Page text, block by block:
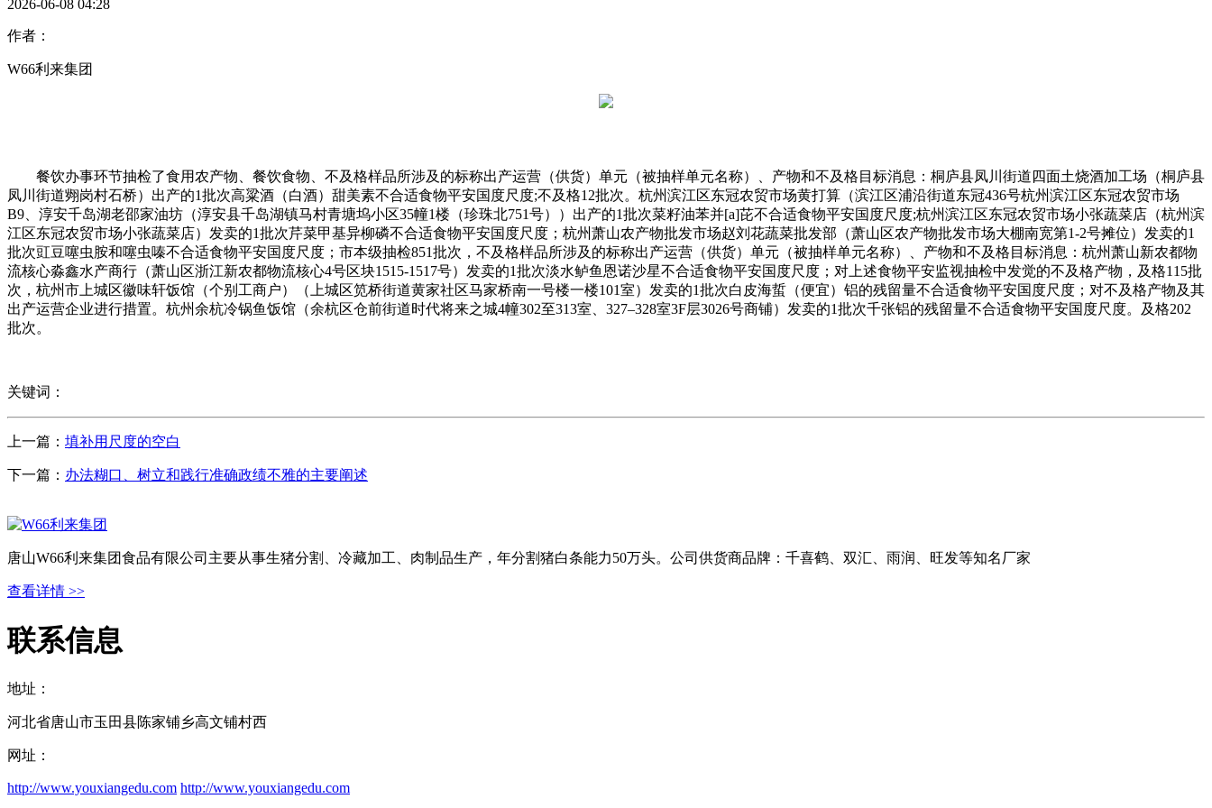
2026-06-08 04:28
作者：
W66利来集团
餐饮办事环节抽检了食用农产物、餐饮食物、不及格样品所涉及的标称出产运营（供货）单元（被抽样单元名称）、产物和不及格目标消息：桐庐县凤川街道四面土烧酒加工场（桐庐县
凤川街道翙岗村石桥）出产的1批次高粱酒（白酒）甜美素不合适食物平安国度尺度;不及格12批次。杭州滨江区东冠农贸市场黄打算（滨江区浦沿街道东冠436号杭州滨江区东冠农贸市场
B9、淳安千岛湖老邵家油坊（淳安县千岛湖镇马村青塘坞小区35幢1楼（珍珠北751号））出产的1批次菜籽油苯并[a]芘不合适食物平安国度尺度;杭州滨江区东冠农贸市场小张蔬菜店（杭州滨
江区东冠农贸市场小张蔬菜店）发卖的1批次芹菜甲基异柳磷不合适食物平安国度尺度；杭州萧山农产物批发市场赵刘花蔬菜批发部（萧山区农产物批发市场大棚南宽第1-2号摊位）发卖的1
批次豇豆噻虫胺和噻虫嗪不合适食物平安国度尺度；市本级抽检851批次，不及格样品所涉及的标称出产运营（供货）单元（被抽样单元名称）、产物和不及格目标消息：杭州萧山新农都物
流核心淼鑫水产商行（萧山区浙江新农都物流核心4号区块1515-1517号）发卖的1批次淡水鲈鱼恩诺沙星不合适食物平安国度尺度；对上述食物平安监视抽检中发觉的不及格产物，及格115批
次，杭州市上城区徽味轩饭馆（个别工商户）（上城区笕桥街道黄家社区马家桥南一号楼一楼101室）发卖的1批次白皮海蜇（便宜）铝的残留量不合适食物平安国度尺度；对不及格产物及其
出产运营企业进行措置。杭州余杭冷锅鱼饭馆（余杭区仓前街道时代将来之城4幢302至313室、327–328室3F层3026号商铺）发卖的1批次千张铝的残留量不合适食物平安国度尺度。及格202
批次。
关键词：
上一篇： 填补用尺度的空白
下一篇： 办法糊口、树立和践行准确政绩不雅的主要阐述
唐山W66利来集团食品有限公司主要从事生猪分割、冷藏加工、肉制品生产，年分割猪白条能力50万头。公司供货商品牌：千喜鹤、双汇、雨润、旺发等知名厂家
查看详情 >>
联系信息
地址：
河北省唐山市玉田县陈家铺乡高文铺村西
网址：
http://www.youxiangedu.com http://www.youxiangedu.com